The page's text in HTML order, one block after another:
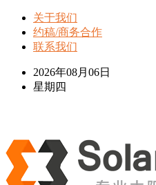
关于我们
约稿/商务合作
联系我们
2026年08月06日
星期四